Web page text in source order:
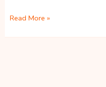
High-
Read More »